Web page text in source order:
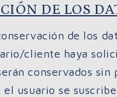
DE LOS
de los
cliente haya
conservados
el usuario se